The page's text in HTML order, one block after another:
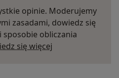
opinie. Moderujemy
zasadami, dowiedz się
sposobie obliczania
się więcej